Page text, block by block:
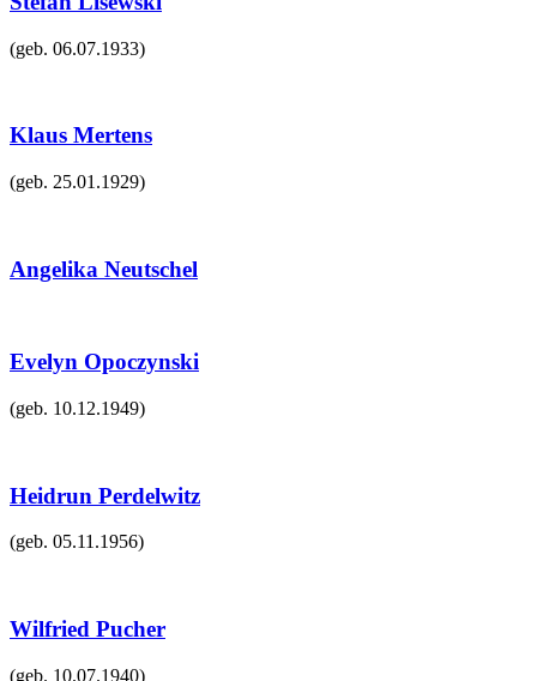
(geb. 06.07.1933)
Klaus Mertens
(geb. 25.01.1929)
Angelika Neutschel
Evelyn Opoczynski
(geb. 10.12.1949)
Heidrun Perdelwitz
(geb. 05.11.1956)
Wilfried Pucher
(geb. 10.07.1940)